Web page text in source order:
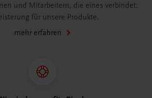
und Mitarbeitern, die eines verbindet:
für unsere Produkte.
mehr erfahren